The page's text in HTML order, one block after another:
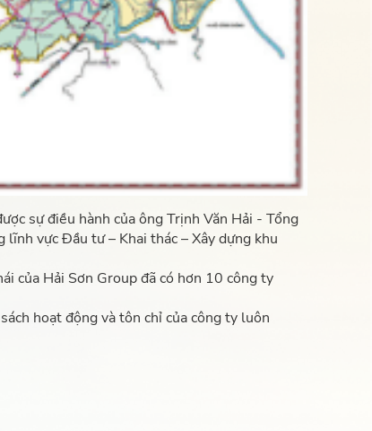
sự điều hành của ông Trịnh Văn Hải - Tổng
vực Đầu tư – Khai thác – Xây dựng khu
của Hải Sơn Group đã có hơn 10 công ty
hoạt động và tôn chỉ của công ty luôn